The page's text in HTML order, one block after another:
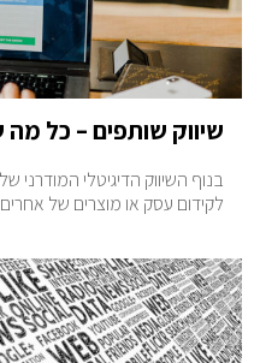
שיווק שותפים – כל
בנוף השיווק הדיגיטלי המודרני
לקידום עסק או מוצרים של